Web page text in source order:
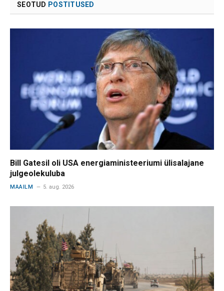
SEOTUD POSTITUSED
Bill Gatesil oli USA energiaministeeriumi ülisalajane
julgeolekuluba
MAAILM 5. aug. 2026